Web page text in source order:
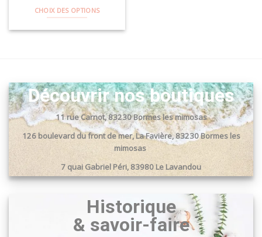
CHOIX DES OPTIONS
Les
options
peuvent
être
choisies
sur
page
du
Découvrir nos boutiques
11 rue Carnot, 83230 Bormes les mimosas
126 boulevard du front de mer, La Favière, 83230 Bormes les
mimosas
7 quai Gabriel Péri, 83980 Le Lavandou
Historique
& savoir-faire